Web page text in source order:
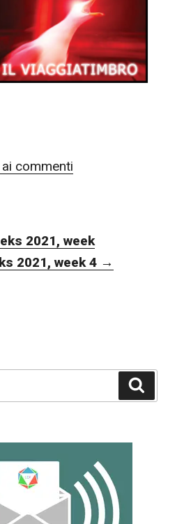
commenti
2021, week
2021, week 4 →